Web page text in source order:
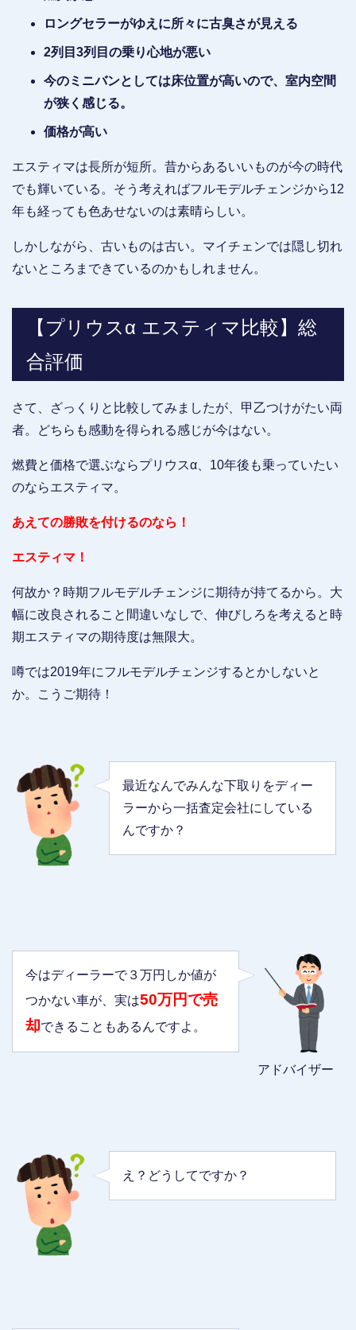
ロングセラーがゆえに所々に古臭さが見える
2列目3列目の乗り心地が悪い
今のミニバンとしては床位置が高いので、室内空間
が狭く感じる。
価格が高い
エスティマは長所が短所。昔からあるいいものが今の時代
でも輝いている。そう考えればフルモデルチェンジから12
年も経っても色あせないのは素晴らしい。
しかしながら、古いものは古い。マイチェンでは隠し切れ
ないところまできているのかもしれません。
【プリウスα エスティマ比較】総
合評価
さて、ざっくりと比較してみましたが、甲乙つけがたい両
者。どちらも感動を得られる感じが今はない。
燃費と価格で選ぶならプリウスα、10年後も乗っていたい
のならエスティマ。
あえての勝敗を付けるのなら！
エスティマ！
何故か？時期フルモデルチェンジに期待が持てるから。大
幅に改良されること間違いなしで、伸びしろを考えると時
期エスティマの期待度は無限大。
噂では2019年にフルモデルチェンジするとかしないと
か。こうご期待！
最近なんでみんな下取りをディー
ラーから一括査定会社にしている
んですか？
アドバイザー
今はディーラーで３万円しか値が
つかない車が、実は50万円で売
却できることもあるんですよ。
え？どうしてですか？